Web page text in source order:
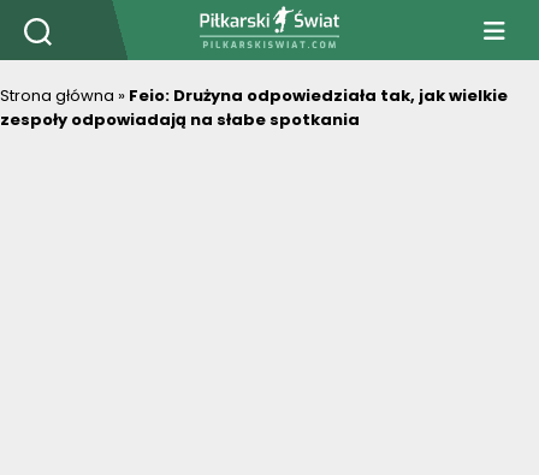
PiłkarskiSwiat.com
Strona główna » Feio: Drużyna odpowiedziała tak, jak wielkie
zespoły odpowiadają na słabe spotkania